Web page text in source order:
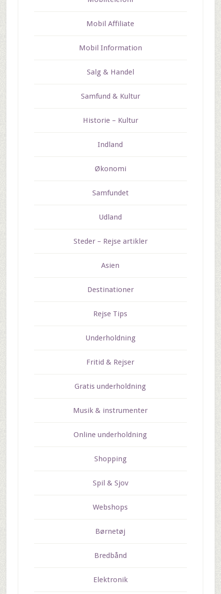
Mobil Affiliate
Mobil Information
Salg & Handel
Samfund & Kultur
Historie – Kultur
Indland
Økonomi
Samfundet
Udland
Steder – Rejse artikler
Asien
Destinationer
Rejse Tips
Underholdning
Fritid & Rejser
Gratis underholdning
Musik & instrumenter
Online underholdning
Shopping
Spil & Sjov
Webshops
Børnetøj
Bredbånd
Elektronik